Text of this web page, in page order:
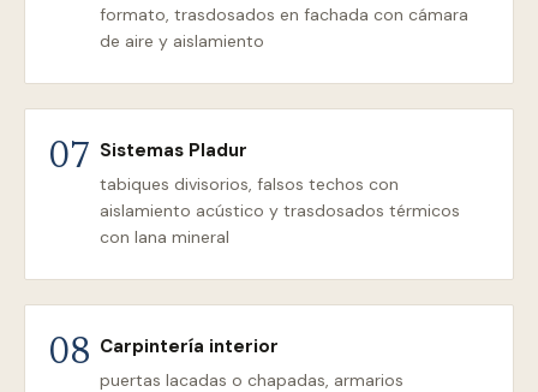
formato, trasdosados en fachada con cámara
de aire y aislamiento
07 Sistemas Pladur
tabiques divisorios, falsos techos con
aislamiento acústico y trasdosados térmicos
con lana mineral
08 Carpintería interior
puertas lacadas o chapadas, armarios